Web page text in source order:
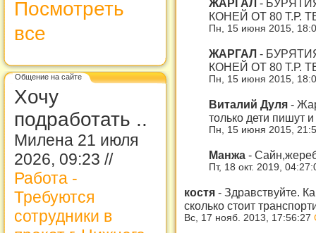
Посмотреть
все
Общение на сайте
Хочу
подработать ..
Милена 21 июля
2026, 09:23 //
Работа -
Требуются
сотрудники в
ЖАРГАЛ -
КОНЕЙ ОТ 80 Т.Р.
Пн, 15 июня 2015,
ЖАРГАЛ -
КОНЕЙ ОТ 80 Т.Р.
Пн, 15 июня 2015,
Виталий Дуля -
только дети пишут и
Пн, 15 июня 2015,
Манжа -
Пт, 18 окт. 2019,
костя - Здравствуйте.
сколько стоит
Вс, 17 нояб. 2013, 17:56:27